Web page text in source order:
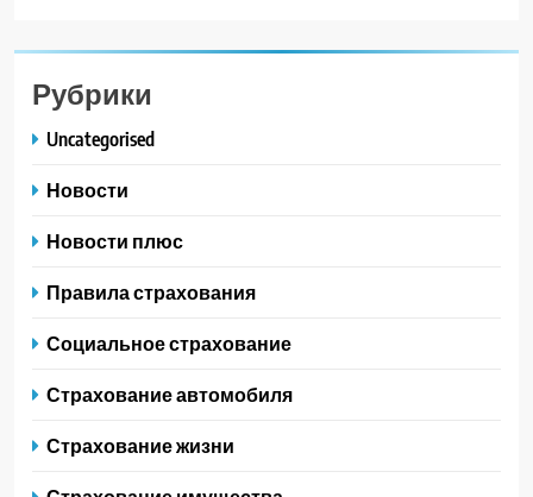
Рубрики
Uncategorised
Новости
Новости плюс
Правила страхования
Социальное страхование
Страхование автомобиля
Страхование жизни